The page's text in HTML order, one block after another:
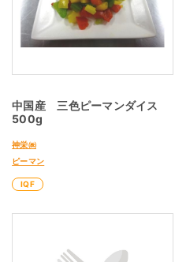
中国産 三色ピーマンダイス
500g
神栄㈱
ピーマン
IQF